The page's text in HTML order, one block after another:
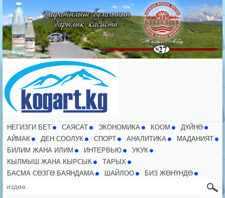
НЕГИЗГИ БЕТ CАЯСАТ ЭКОНОМИКА КООМ
ДҮЙНӨ
АЙМАК
ДЕН СООЛУК СПОРТ АНАЛИТИКА
МАДАНИЯТ
БИЛИМ ЖАНА ИЛИМ
ИНТЕРВЬЮ
УКУК
КЫЛМЫШ ЖАНА КЫРСЫК
ТАРЫХ
БАСМА СӨЗГӨ БАЯНДАМА
ШАЙЛОО БИЗ ЖӨНҮНДӨ